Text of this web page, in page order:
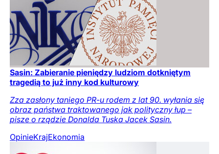
Sasin: Zabieranie pieniędzy ludziom dotkniętym
tragedią to już inny kod kulturowy
Zza zasłony taniego PR-u rodem z lat 90. wyłania się
obraz państwa traktowanego jak polityczny łup –
pisze o rządzie Donalda Tuska Jacek Sasin.
OpinieKrajEkonomia